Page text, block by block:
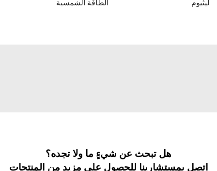
هل تبحث عن شيءٍ ما ولا تجده؟
اتصل بمستشارينا للحصول على مزيد من المنتجات